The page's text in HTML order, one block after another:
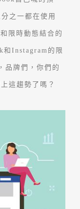
之一都在使用
限時動態結合的
和Instagram的限
品牌們，你們的
這趨勢了嗎？